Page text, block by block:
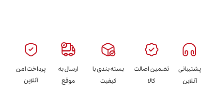
پشتیبانی
آنلاین
تضمین اصالت
کالا
بسته بندی با
کیفیت
ارسال به
موقع
پرداخت امن
آنلاین